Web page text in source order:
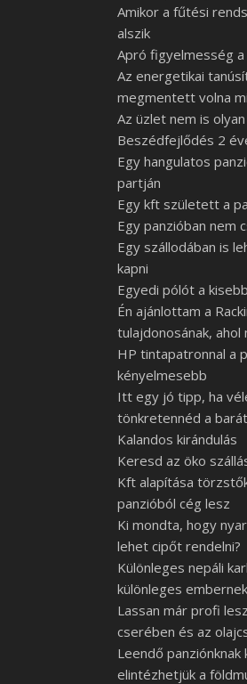
Amikor a fűtési
alszik
Apró figyelmesség
Az energetikai
megmentett volna
Az üzlet nem is
Beszédfejlődés 2
Egy hangulatos
partján
Egy kft született a
Egy panzióban nem
Egy szállodában is
kapni
Egyedi pólót a
Én ajánlottam a
tulajdonosának, ahol
HP tintapatronnal a
kényelmesebb
Itt egy jó tipp, ha
tönkretennéd a
Kalandos kirándulás
Keresd az öko
Kft alapítása
panzióból cég lesz
Ki mondta, hogy
lehet cipőt rendelni?
Különleges nepáli
különleges embernek
Lassan már profi
cserében és az
Leendő panziónknak
elintézhetjük a